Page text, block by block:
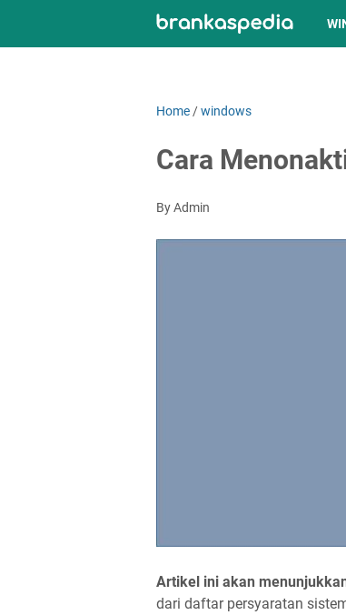
Home /windows
Cara
By Admin
Artikel ini akan
dari daftar persyaratan